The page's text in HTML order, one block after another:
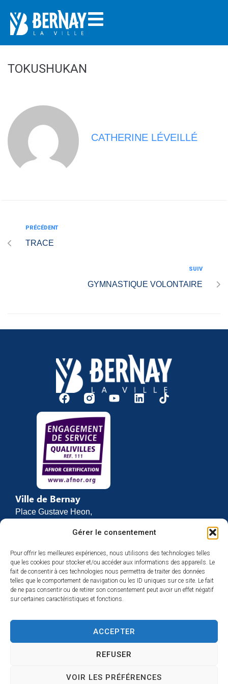
Gérer le consentement
Pour offrir les meilleures expériences, nous utilisons des technologies telles
que les cookies pour stocker et/ou accéder aux informations des appareils. Le
fait de consentir à ces technologies nous permettra de traiter des données
telles que le comportement de navigation ou les ID uniques sur ce site. Le fait
de ne pas consentir ou de retirer son consentement peut avoir un effet négatif
sur certaines caractéristiques et fonctions.
ACCEPTER
REFUSER
VOIR LES PRÉFÉRENCES
TOKUSHUKAN
CATHERINE LÉVEILLÉ
PRÉCÉDENT
TRACE
SUIV
GYMNASTIQUE VOLONTAIRE
Ville de Bernay
Place Gustave Heon,
27307 BERNAY
02 32 46 63 00
Contact
Horaires d’ouverture
Du lundi au vendredi :
et de 13h30 à 17h